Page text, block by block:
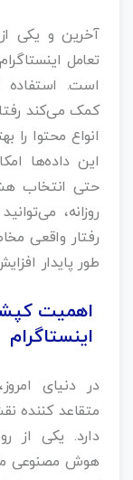
آخرین و یکی
تعامل
است. استفاده
کمک می‌کند
انواع محتوا را
این داده‌ها
حتی انتخاب
روزانه،
رفتار واقعی
طور پایدار
اهمیت
اینستاگرام
در دنیای
متقاعد
دارد. یکی از
هوش مصنوعی